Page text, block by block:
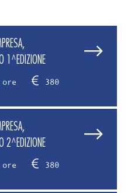
1^EDIZIONE
ore 380
2^EDIZIONE
ore 380